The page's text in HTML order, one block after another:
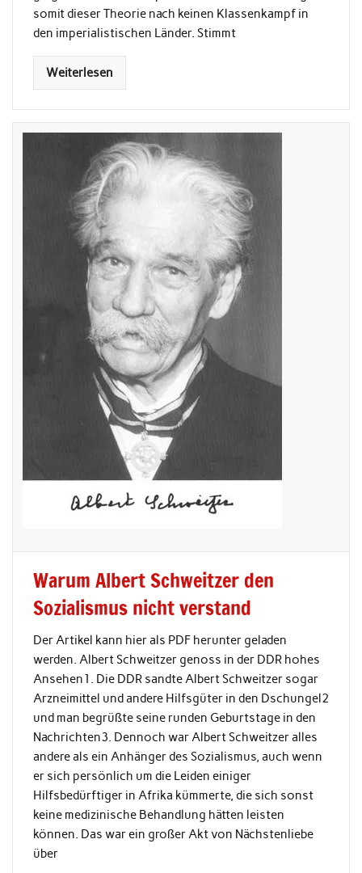
somit dieser Theorie nach keinen Klassenkampf in
den imperialistischen Länder. Stimmt
Weiterlesen
Warum Albert Schweitzer den
Sozialismus nicht verstand
Der Artikel kann hier als PDF herunter geladen
werden. Albert Schweitzer genoss in der DDR hohes
Ansehen1. Die DDR sandte Albert Schweitzer sogar
Arzneimittel und andere Hilfsgüter in den Dschungel2
und man begrüßte seine runden Geburtstage in den
Nachrichten3. Dennoch war Albert Schweitzer alles
andere als ein Anhänger des Sozialismus, auch wenn
er sich persönlich um die Leiden einiger
Hilfsbedürftiger in Afrika kümmerte, die sich sonst
keine medizinische Behandlung hätten leisten
können. Das war ein großer Akt von Nächstenliebe
über